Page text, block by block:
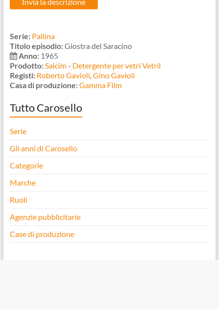
Serie: Pallina
Titolo episodio:Giostra del Saracino
Anno:1965
Prodotto:Salcim- Detergente per vetri Vetril
Registi: Roberto Gavioli,Gino Gavioli
Casa di produzione:Gamma Film
Tutto Carosello
Serie
Gli anni di Carosello
Categorie
Marche
Ruoli
Agenzie pubblicitarie
Case di produzione